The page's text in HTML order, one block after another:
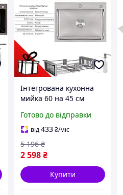
Інтегрована кухонна
мийка 60 на 45 см
Мийки кухонні 60х45
см
Готово до відправки
від433₴/міс
2 598₴
5 196 ₴
Купити